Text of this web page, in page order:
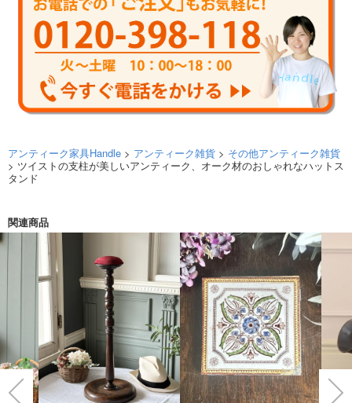
アンティーク家具Handle > アンティーク雑貨 > その他アンティーク雑貨
> ツイストの支柱が美しいアンティーク、オーク材のおしゃれなハットス
タンド
関連商品